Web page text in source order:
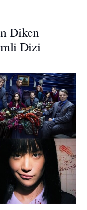
Diken
Dizi